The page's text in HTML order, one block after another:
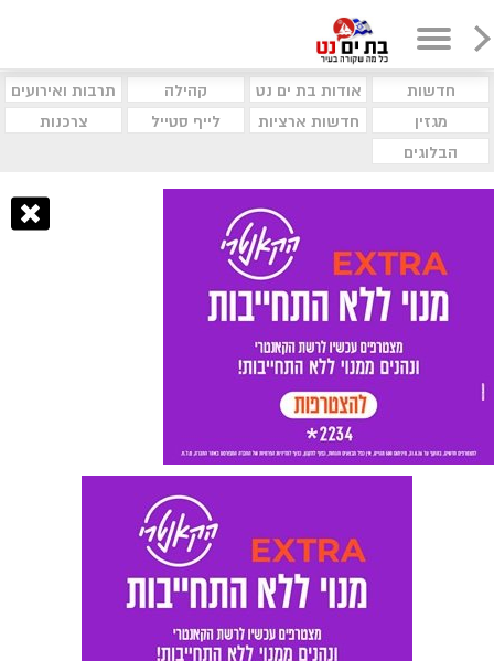
חדשות אודות בת ים נט קהילה
תרבות ואירועים
מגזין
חדשות ארציות לייף סטייל
צרכנות
הבלוגים